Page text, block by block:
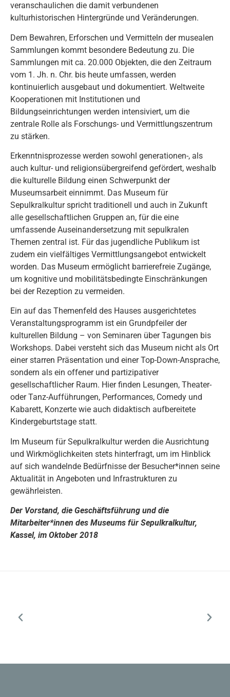
veranschaulichen die damit verbundenen
kulturhistorischen Hintergründe und Veränderungen.
Dem Bewahren, Erforschen und Vermitteln der musealen
Sammlungen kommt besondere Bedeutung zu. Die
Sammlungen mit ca. 20.000 Objekten, die den Zeitraum
vom 1. Jh. n. Chr. bis heute umfassen, werden
kontinuierlich ausgebaut und dokumentiert. Weltweite
Kooperationen mit Institutionen und
Bildungseinrichtungen werden intensiviert, um die
zentrale Rolle als Forschungs- und Vermittlungszentrum
zu stärken.
Erkenntnisprozesse werden sowohl generationen-, als
auch kultur- und religionsübergreifend gefördert, weshalb
die kulturelle Bildung einen Schwerpunkt der
Museumsarbeit einnimmt. Das Museum für
Sepulkralkultur spricht traditionell und auch in Zukunft
alle gesellschaftlichen Gruppen an, für die eine
umfassende Auseinandersetzung mit sepulkralen
Themen zentral ist. Für das jugendliche Publikum ist
zudem ein vielfältiges Vermittlungsangebot entwickelt
worden. Das Museum ermöglicht barrierefreie Zugänge,
um kognitive und mobilitätsbedingte Einschränkungen
bei der Rezeption zu vermeiden.
Ein auf das Themenfeld des Hauses ausgerichtetes
Veranstaltungsprogramm ist ein Grundpfeiler der
kulturellen Bildung – von Seminaren über Tagungen bis
Workshops. Dabei versteht sich das Museum nicht als Ort
einer starren Präsentation und einer Top-Down-Ansprache,
sondern als ein offener und partizipativer
gesellschaftlicher Raum. Hier finden Lesungen, Theater-
oder Tanz-Aufführungen, Performances, Comedy und
Kabarett, Konzerte wie auch didaktisch aufbereitete
Kindergeburtstage statt.
Im Museum für Sepulkralkultur werden die Ausrichtung
und Wirkmöglichkeiten stets hinterfragt, um im Hinblick
auf sich wandelnde Bedürfnisse der Besucher*innen seine
Aktualität in Angeboten und Infrastrukturen zu
gewährleisten.
Der Vorstand, die Geschäftsführung und die
Mitarbeiter*innen des Museums für Sepulkralkultur,
Kassel, im Oktober 2018